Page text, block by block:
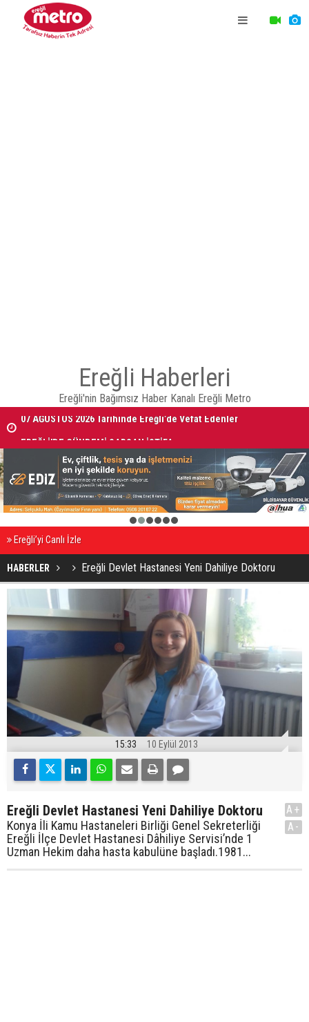
Ereğli Haberleri
Ereğli'nin Bağımsız Haber Kanalı Ereğli Metro
07 AĞUSTOS 2026 Tarihinde Ereğli’de Vefat Edenler
EREĞLİ'DE GÜNDEMİ SARSAN İSTİFA
2 3 4 5 6
Ereğli’yi Canlı İzle
HABERLER
15:33 10 Eylül 2013
Konya İli Kamu Hastaneleri Birliği Genel Sekreterliği
Ereğli İlçe Devlet Hastanesi Dâhiliye Servisi’nde 1
Uzman Hekim daha hasta kabulüne başladı.1981...
A+
A-